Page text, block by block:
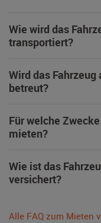
Wie wird das
transportiert?
Wird das
betreut?
Für welche
mieten?
Wie ist das
versichert?
Alle FAQ zum Mieten